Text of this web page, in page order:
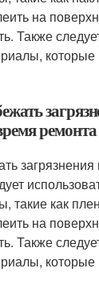
на
Также
которые
ремонта
такие как
на
Также
которые